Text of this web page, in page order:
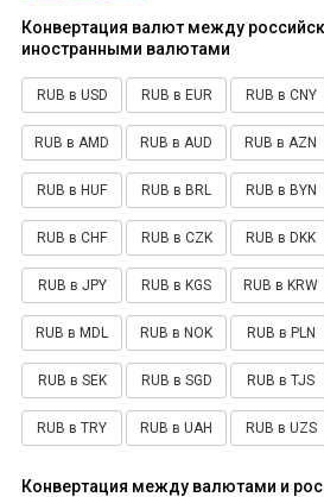
Конвертация валют между
иностранными валютами
RUB в USD RUB в EUR RUB в CNY
RUB в AMD RUB в AUD RUB в AZN
RUB в HUF RUB в BRL RUB в BYN
RUB в CHF RUB в CZK RUB в DKK
RUB в JPY RUB в KGS RUB в KRW
RUB в MDL RUB в NOK RUB в PLN
RUB в SEK RUB в SGD RUB в TJS
RUB в TRY RUB в UAH RUB в UZS
Конвертация между валютами и